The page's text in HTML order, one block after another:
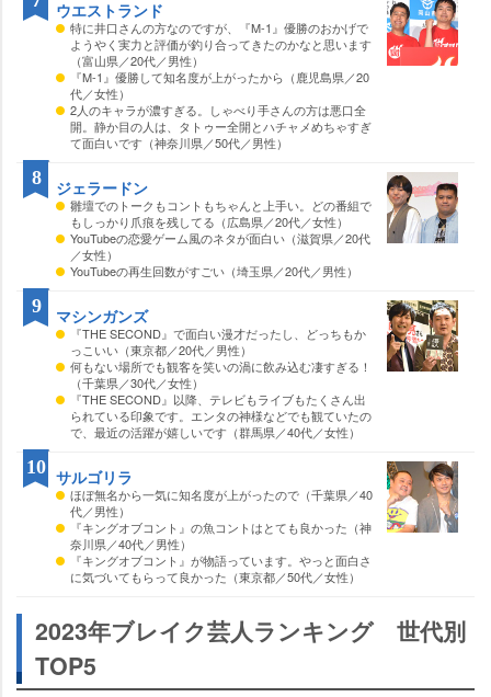
ウエストランド
特に井口さんの方なのですが、『M-1』優勝のおかげで
ようやく実力と評価が釣り合ってきたのかなと思います
（富山県／20代／男性）
『M-1』優勝して知名度が上がったから（鹿児島県／20
代／女性）
2人のキャラが濃すぎる。しゃべり手さんの方は悪口全
開。静か目の人は、タトゥー全開とハチャメめちゃすぎ
て面白いです（神奈川県／50代／男性）
ジェラードン
雛壇でのトークもコントもちゃんと上手い。どの番組で
もしっかり爪痕を残してる（広島県／20代／女性）
YouTubeの恋愛ゲーム風のネタが面白い（滋賀県／20代
／女性）
YouTubeの再生回数がすごい（埼玉県／20代／男性）
8
マシンガンズ
『THE SECOND』で面白い漫才だったし、どっちもか
っこいい（東京都／20代／男性）
何もない場所でも観客を笑いの渦に飲み込む凄すぎる！
（千葉県／30代／女性）
『THE SECOND』以降、テレビもライブもたくさん出
られている印象です。エンタの神様などでも観ていたの
で、最近の活躍が嬉しいです（群馬県／40代／女性）
9
サルゴリラ
ほぼ無名から一気に知名度が上がったので（千葉県／40
代／男性）
『キングオブコント』の魚コントはとても良かった（神
奈川県／40代／男性）
『キングオブコント』が物語っています。やっと面白さ
に気づいてもらって良かった（東京都／50代／女性）
10
2023年ブレイク芸人ランキング 世代別
TOP5